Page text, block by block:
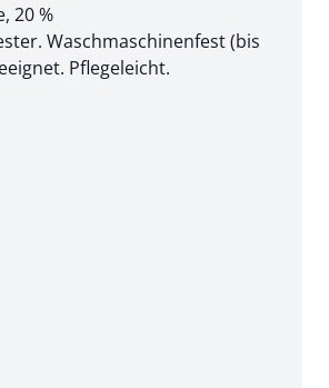
20 %
Waschmaschinenfest (bis
Pflegeleicht.